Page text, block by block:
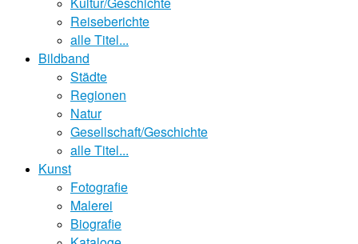
Reiseberichte
alle Titel...
Bildband
Städte
Regionen
Natur
Gesellschaft/Geschichte
alle Titel...
Kunst
Fotografie
Malerei
Biografie